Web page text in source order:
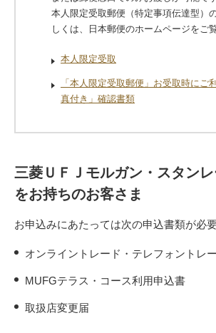
本人限定受取郵便（特定事項伝達型）
しくは、日本郵便のホームページをご
本人限定受取
「本人限定受取郵便」お受取時にご
真付き」確認書類
三菱ＵＦＪモルガン・スタン
をお持ちのお客さま
お申込みにあたっては次の申込書類が必
オンライントレード・テレフォントレ
MUFGテラス・コース利用申込書
取扱店変更届